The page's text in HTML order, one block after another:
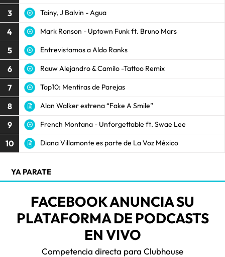
3 Tainy, J Balvin - Agua
4 Mark Ronson - Uptown Funk ft. Bruno Mars
5 Entrevistamos a Aldo Ranks
6 Rauw Alejandro & Camilo -Tattoo Remix
7 Top10: Mentiras de Parejas
8 Alan Walker estrena “Fake A Smile”
9 French Montana - Unforgettable ft. Swae Lee
10 Diana Villamonte es parte de La Voz México
YA PARATE
FACEBOOK ANUNCIA SU
PLATAFORMA DE PODCASTS
EN VIVO
Competencia directa para Clubhouse